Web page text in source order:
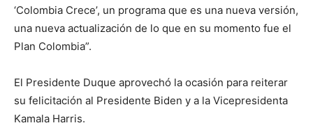
‘Colombia Crece’, un programa que es una nueva versión,
una nueva actualización de lo que en su momento fue el
Plan Colombia”.
El Presidente Duque aprovechó la ocasión para reiterar
su felicitación al Presidente Biden y a la Vicepresidenta
Kamala Harris.